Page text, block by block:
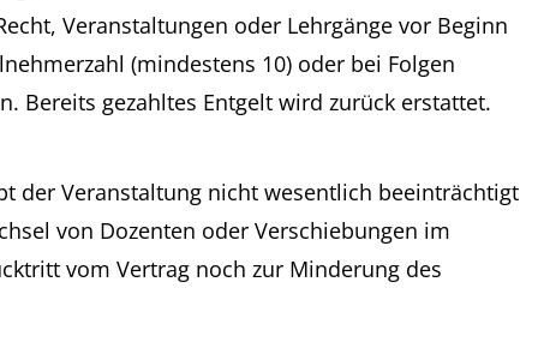
Veranstaltungen oder Lehrgänge vor Beginn
(mindestens 10) oder bei Folgen
Bereits gezahltes Entgelt wird zurück erstattet.
der Veranstaltung nicht wesentlich beeinträchtigt
von Dozenten oder Verschiebungen im
vom Vertrag noch zur Minderung des